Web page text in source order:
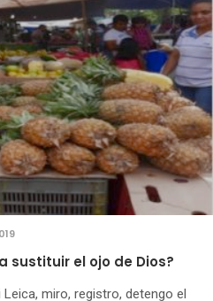
sustituir el ojo de Dios?
miro, registro, detengo el